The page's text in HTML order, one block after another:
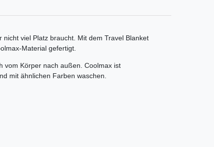
viel Platz braucht. Mit dem Travel Blanket
Material gefertigt.
vom Körper nach außen. Coolmax ist
mit ähnlichen Farben waschen.